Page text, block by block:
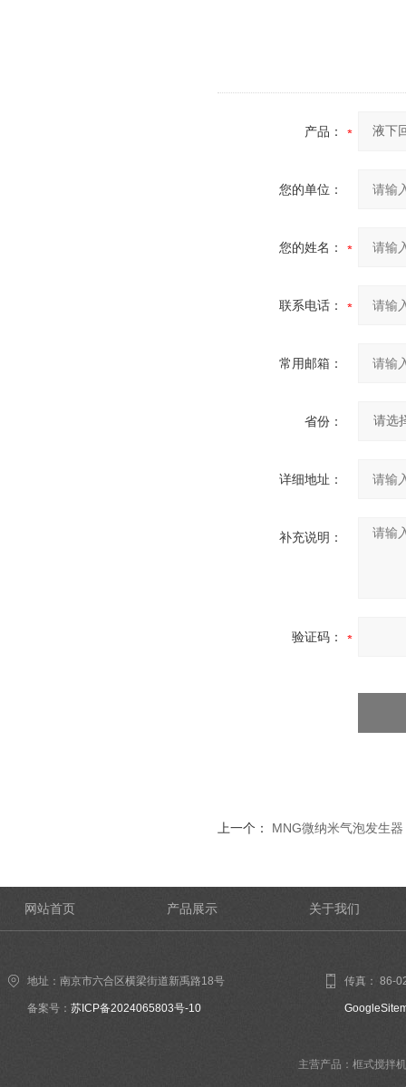
产品：
您的单位：
您的姓名：
联系电话：
常用邮箱：
省份：
详细地址：
补充说明：
验证码：
上一个： MNG微纳米气泡发生器
网站首页 产品展示 关于我们
地址：南京市六合区横梁街道新禹路18号
备案号： 苏ICP备2024065803号-10
传真： 86-
主营产品：框式搅拌